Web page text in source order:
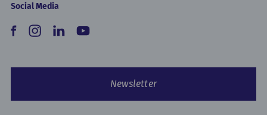
Social Media
Newsletter